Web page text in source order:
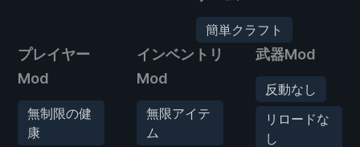
簡単クラフト
プレイヤー
Mod
無制限の健
康
インベントリ
Mod
無限アイテ
ム
武器Mod
反動なし
リロードな
し